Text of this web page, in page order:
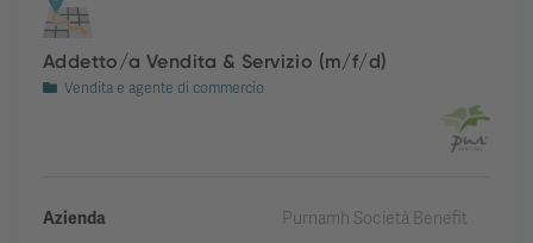
Addetto/a Vendita & Servizio (m/f/d)
Vendita e agente di commercio
Azienda
Purnamh Società Benefit